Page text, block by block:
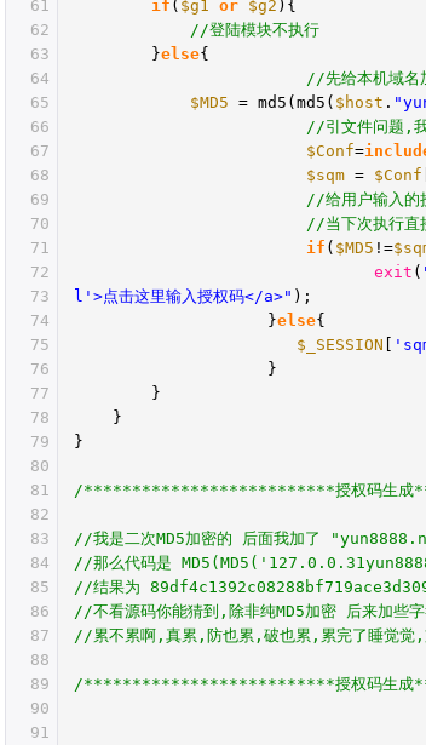
61
62
63
64
65
66
67
68
69
70
71
72
73
74
75
76
77
78
79
80
81
82
83
84
85
86
87
88
89
90
91
if ( $g1 or $g2 ){
//登陆模块不执行
}else{
//先给本机域名
$MD5 = md5(md5( $host .
//引文件问题,
$Conf=
$sqm = $Conf
//给用户输入的
//当下次执行直
if ( $MD5 !=
exit (
l'>点击这里输入授权码</a>" );
}else{
$_SESSION
}
}
}
}
/**************************授权码生
//我是二次MD5加密的 后面我加了
//那么代码是
//结果为
//不看源码你能猜到,除非纯MD5加密 后来加些
//累不累啊,真累,防也累,破也累,累完了睡觉觉,
/**************************授权码生